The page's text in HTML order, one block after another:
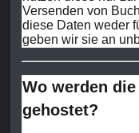
Versenden von
diese Daten weder
geben wir sie an
Wo werden
gehostet?